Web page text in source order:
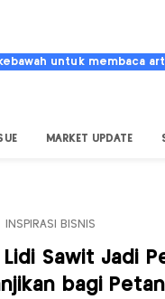
untuk membaca
MARKET UPDATE
INSPIRASI BISNIS
Lidi Sawit Jadi
bagi